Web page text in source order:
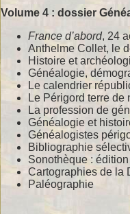
Volume 4 : dossier
France d’abord, 24
Anthelme Collet, le
Histoire et
Généalogie,
Le calendrier
Le Périgord terre de
La profession de
Généalogie et
Généalogistes
Bibliographie
Sonothèque :
Cartographies de la
Paléographie